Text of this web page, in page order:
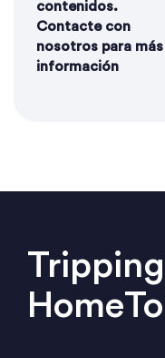
contenidos.
Contacte con
nosotros para más
información